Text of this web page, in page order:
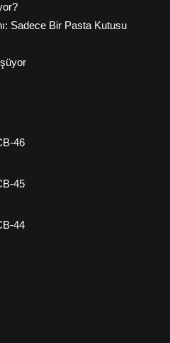
Sadece Bir Pasta Kutusu
46
45
44